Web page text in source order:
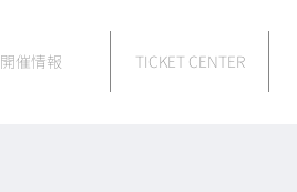
開催情報 TICKET CENTER